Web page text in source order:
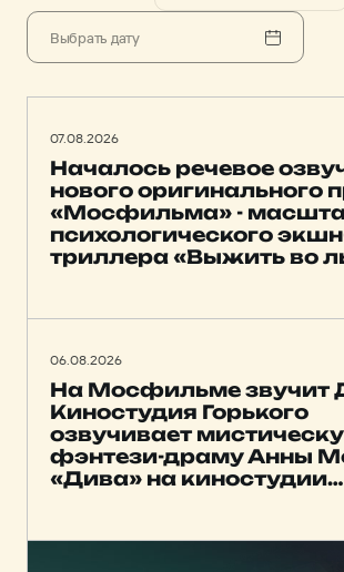
07.08.2026
Началось речевое
нового оригинального
«Мосфильма» -
психологического
триллера «Выжить во
06.08.2026
На Мосфильме звучит
Киностудия Горького
озвучивает
фэнтези-драму Анны
«Дива» на киностудии